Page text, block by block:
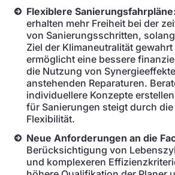
Flexiblere Sanierungsfahrpläne:
erhalten mehr Freiheit bei der
von Sanierungsschritten,
Ziel der Klimaneutralität
ermöglicht eine bessere
die Nutzung von
anstehenden Reparaturen.
individuellere Konzepte
für Sanierungen steigt durch
Flexibilität.
Neue Anforderungen an die
Berücksichtigung von
und komplexeren